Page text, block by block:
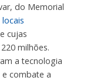
do Memorial
locais
e cujas
milhões.
a tecnologia
combate a